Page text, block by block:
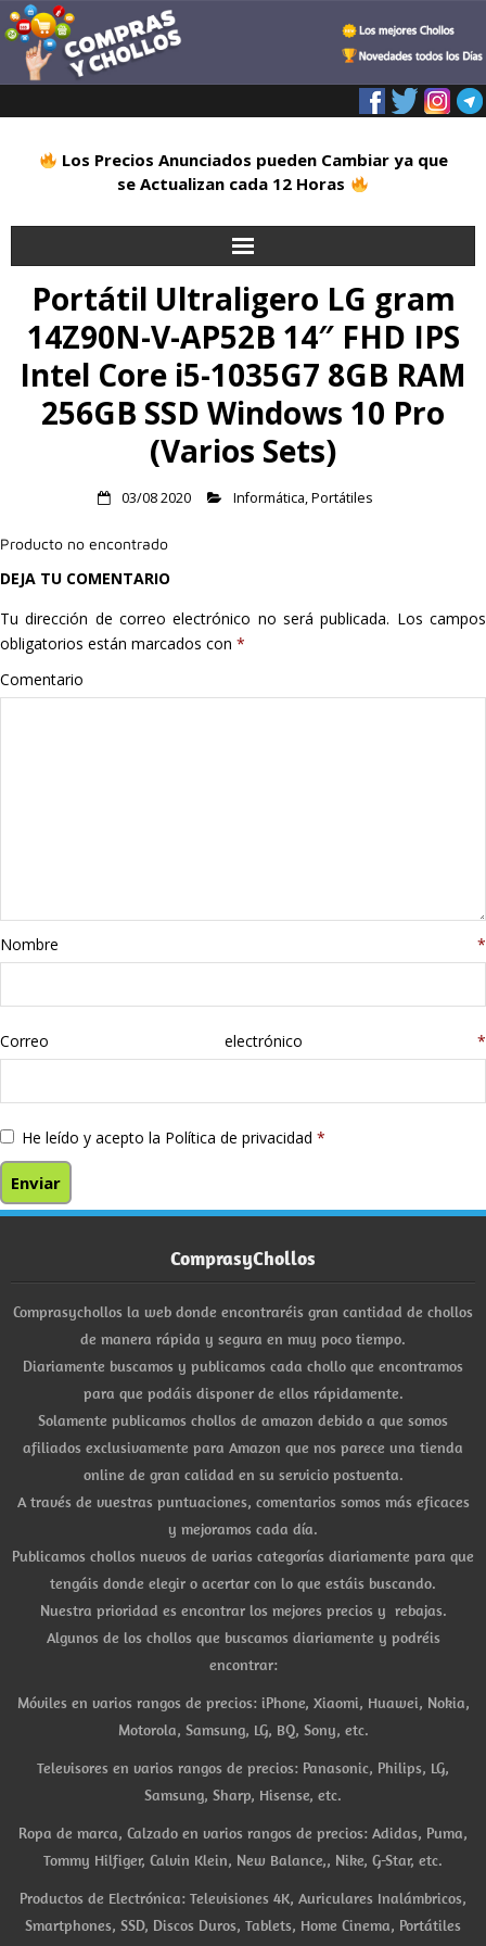
Los Precios Anunciados pueden Cambiar ya que
se Actualizan cada 12 Horas
Inicio
Alimentación
Blog
Listas
Moda
Portátil Ultraligero LG gram
14Z90N-V-AP52B 14″ FHD IPS
Intel Core i5-1035G7 8GB RAM
256GB SSD Windows 10 Pro
(Varios Sets)
03/08 2020 Informática,Portátiles
Producto no encontrado
DEJA TU COMENTARIO
Tu dirección de correo electrónico no será publicada. Los campos
obligatorios están marcados con *
Comentario
Nombre *
Correo electrónico *
He leído y acepto la Política de privacidad *
ComprasyChollos
Comprasychollos la web donde encontraréis gran cantidad de chollos
de manera rápida y segura en muy poco tiempo.
Diariamente buscamos y publicamos cada chollo que encontramos
para que podáis disponer de ellos rápidamente.
Solamente publicamos chollos de amazon debido a que somos
afiliados exclusivamente para Amazon que nos parece una tienda
online de gran calidad en su servicio postventa.
A través de vuestras puntuaciones, comentarios somos más eficaces
y mejoramos cada día.
Publicamos chollos nuevos de varias categorías diariamente para que
tengáis donde elegir o acertar con lo que estáis buscando.
Nuestra prioridad es encontrar los mejores precios y rebajas.
Algunos de los chollos que buscamos diariamente y podréis
encontrar:
Móviles en varios rangos de precios: iPhone, Xiaomi, Huawei, Nokia,
Motorola, Samsung, LG, BQ, Sony, etc.
Televisores en varios rangos de precios: Panasonic, Philips, LG,
Samsung, Sharp, Hisense, etc.
Ropa de marca, Calzado en varios rangos de precios: Adidas, Puma,
Tommy Hilfiger, Calvin Klein, New Balance,, Nike, G-Star, etc.
Productos de Electrónica: Televisiones 4K, Auriculares Inalámbricos,
Smartphones, SSD, Discos Duros, Tablets, Home Cinema, Portátiles